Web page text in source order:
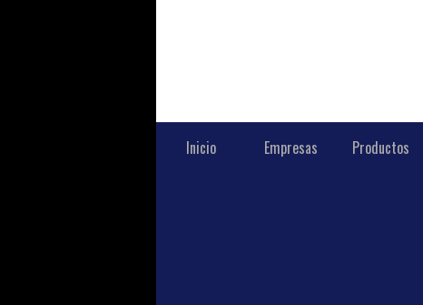
Inicio Empresas Productos